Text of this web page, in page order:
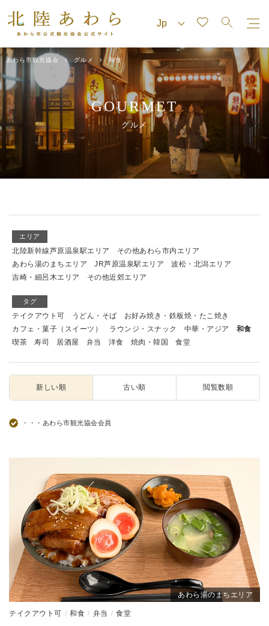
あわら市観光協会 グルメ 和食
GOURMET
グルメ
エリア
北陸新幹線芦原温泉駅エリア
その他あわら市内エリア
あわら湯のまちエリア
JR芦原温泉駅エリア
波松・北潟エリア
吉崎・細呂木エリア
その他近郊エリア
タグ
テイクアウト可 うどん・そば
お好み焼き・鉄板焼・たこ焼き
カフェ・菓子（スイーツ）
ラウンジ・スナック 中華・アジア
和食
喫茶
寿司 居酒屋 弁当 洋食 焼肉・韓国 食堂
新しい順 古い順 閲覧数順
・・・あわら市観光協会会員
あわら湯のまちエリア
テイクアウト可 和食 弁当 食堂